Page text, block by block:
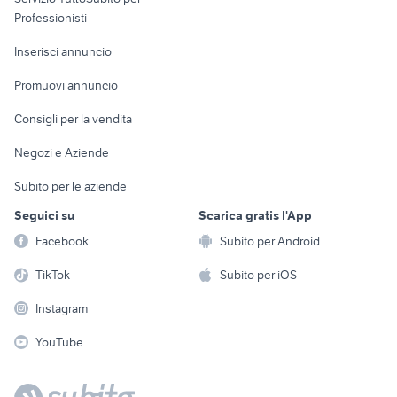
Informatica
Console e
Fotografia
Telefonia
Biciclette
Professionisti
Inserisci annuncio
Promuovi annuncio
Consigli per la vendita
Negozi e Aziende
Subito per le aziende
Seguici su
Facebook
TikTok
Instagram
YouTube
Scarica gratis l'App
Subito per Android
Subito per iOS